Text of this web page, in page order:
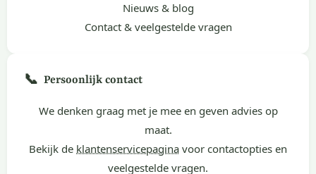
Nieuws & blog
Contact & veelgestelde vragen
📞 Persoonlijk contact
We denken graag met je mee en geven advies op
maat.
Bekijk de klantenservicepagina voor contactopties en
veelgestelde vragen.